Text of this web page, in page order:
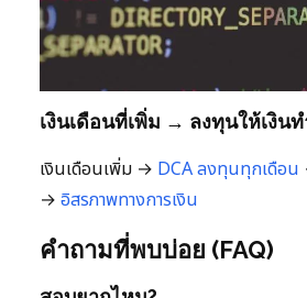
เงินเดือนที่เพิ่ม → ลงทุนให้เงิน
เงินเดือนเพิ่ม → DCA ลงทุนทุกเดือน
→ อิสรภาพทางการเงิน
คำถามที่พบบ่อย (FAQ)